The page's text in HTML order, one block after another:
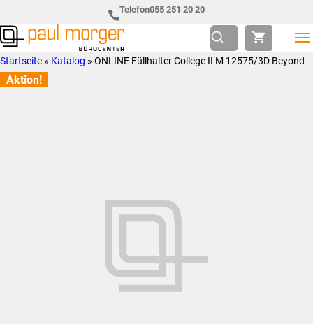
Hauptnavigation
springen
to
main
content
Telefon055 251 20 20
Paul
Morger
so
individuell
Startseite » Katalog » ONLINE Füllhalter College II M 12575/3D Beyond
Aktion!